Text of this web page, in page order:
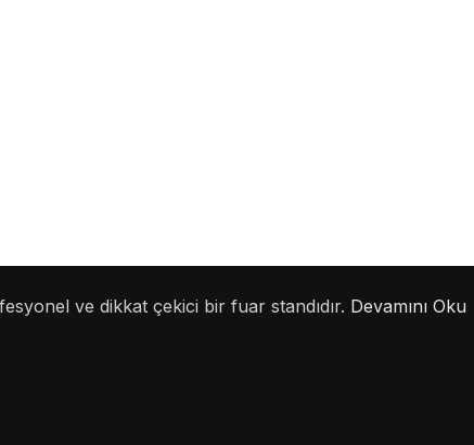
ve dikkat çekici bir fuar standıdır. Devamını Oku